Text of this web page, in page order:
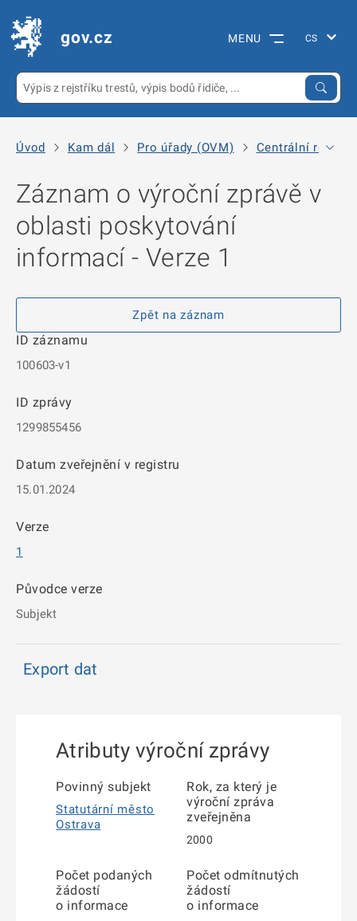
gov.cz MENU
Úvod Kam dál Pro úřady (OVM) Centrální registr
Záznam o výroční zprávě v
oblasti poskytování
informací - Verze 1
Zpět na záznam
ID záznamu
100603-v1
ID zprávy
1299855456
Datum zveřejnění v registru
15.01.2024
Verze
1
Původce verze
Subjekt
Export dat
Atributy výroční zprávy
Povinný subjekt
Statutární město
Ostrava
Rok, za který je
výroční zpráva
zveřejněna
2000
Počet podaných
žádostí
o informace
Počet odmítnutých
žádostí
o informace